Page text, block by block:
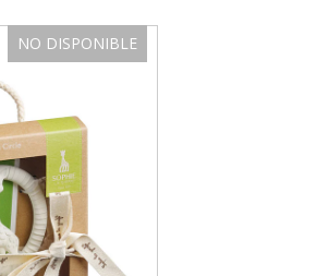
NO DISPONIBLE